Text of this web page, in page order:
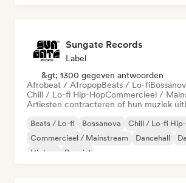
Sungate Records
Label
&gt; 1300 gegeven antwoorden
Afrobeat / AfropopBeats / Lo-fi
Chill / Lo-fi Hip-HopCommercieel /
Artiesten contracteren of hun muziek
Beats / Lo-fi Bossanova
Chill / Lo-fi
Commercieel / Mainstream
Dancehall
Hiphop
Popziel